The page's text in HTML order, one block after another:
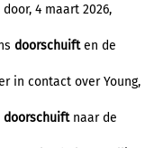
4 maart 2026,
doorschuiften de
in contact over Young,
doorschuiftnaar de